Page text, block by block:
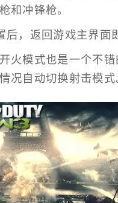
和冲锋枪。
后，返回游戏主界面
火模式也是一个不
况自动切换射击模式